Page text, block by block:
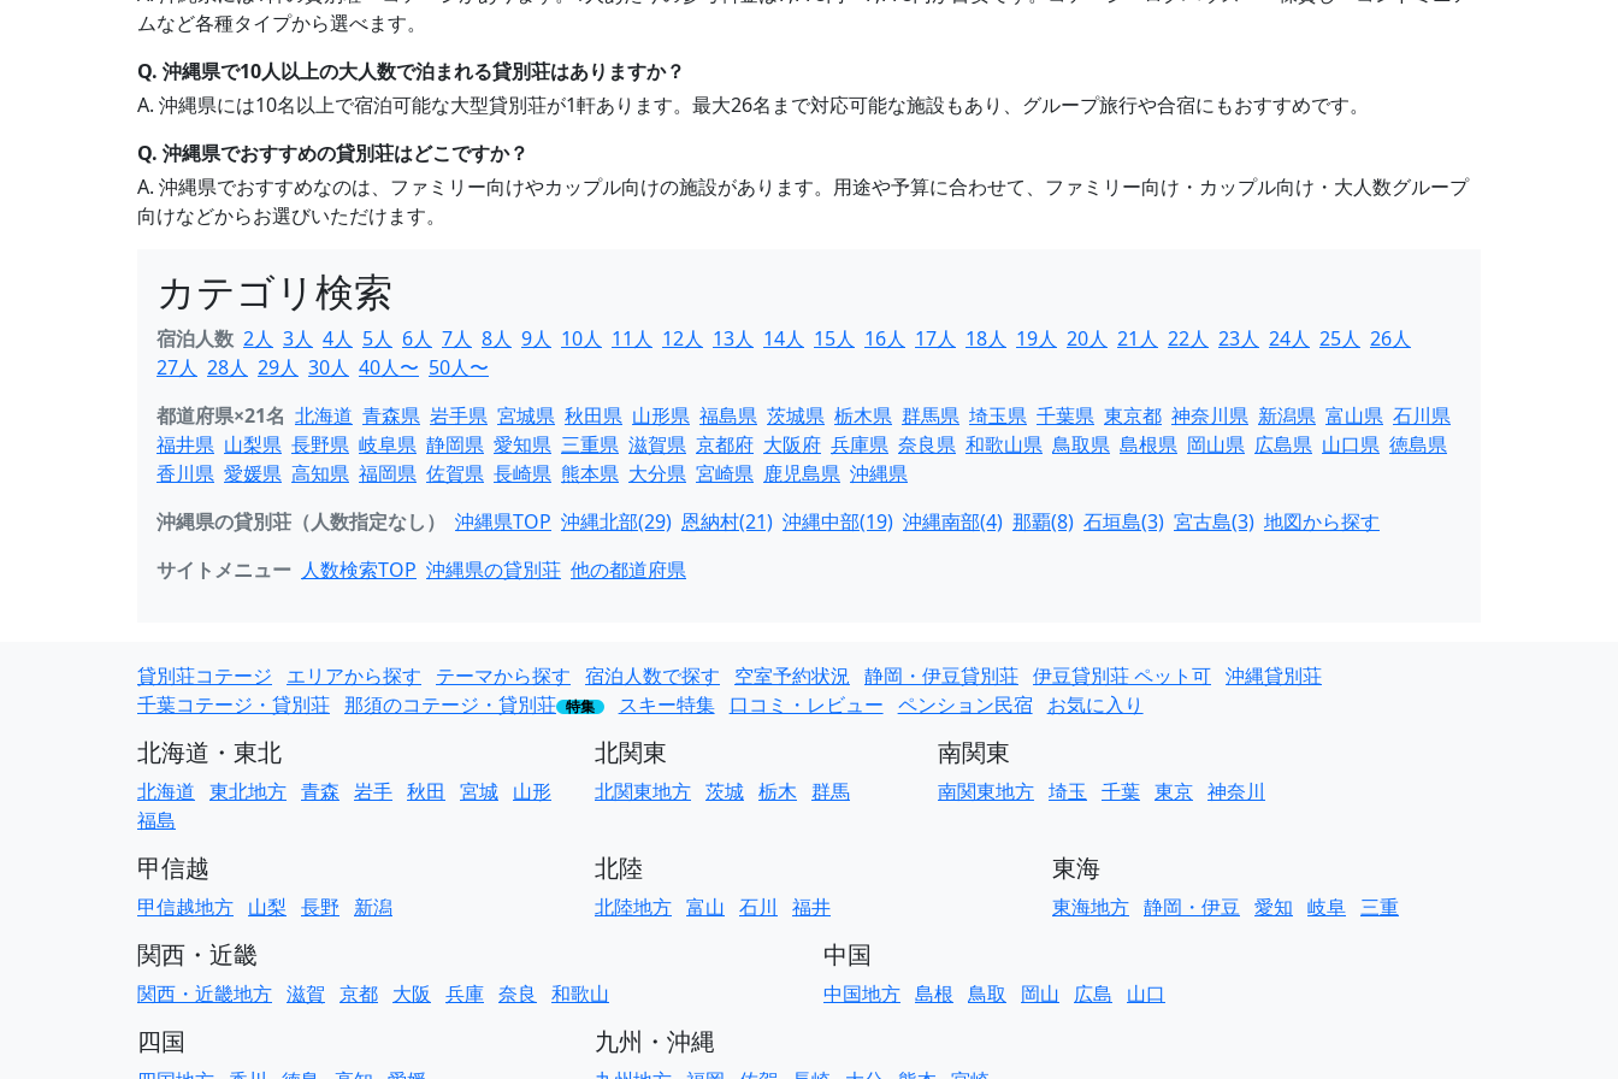
ムなど各種タイプから選べます。
Q. 沖縄県で10人以上の大人数で泊まれる貸別荘はありますか？
A. 沖縄県には10名以上で宿泊可能な大型貸別荘が1軒あります。最大26名まで対応可能な施設もあり、グループ旅行や合宿にもおすすめです。
Q. 沖縄県でおすすめの貸別荘はどこですか？
A. 沖縄県でおすすめなのは、ファミリー向けやカップル向けの施設があります。用途や予算に合わせて、ファミリー向け・カップル向け・大人数グループ
向けなどからお選びいただけます。
カテゴリ検索
宿泊人数 2人 3人 4人 5人 6人 7人 8人 9人 10人 11人 12人 13人 14人 15人 16人 17人 18人 19人 20人 21人 22人 23人 24人 25人 26人
27人 28人 29人 30人 40人〜 50人〜
都道府県×21名 北海道 青森県 岩手県 宮城県 秋田県 山形県 福島県 茨城県 栃木県 群馬県 埼玉県 千葉県 東京都 神奈川県 新潟県 富山県 石川県
福井県 山梨県 長野県 岐阜県 静岡県 愛知県 三重県 滋賀県 京都府 大阪府 兵庫県 奈良県 和歌山県 鳥取県 島根県 岡山県 広島県 山口県 徳島県
香川県 愛媛県 高知県 福岡県 佐賀県 長崎県 熊本県 大分県 宮崎県 鹿児島県 沖縄県
沖縄県の貸別荘（人数指定なし）
沖縄県TOP 沖縄北部(29) 恩納村(21) 沖縄中部(19) 沖縄南部(4) 那覇(8) 石垣島(3) 宮古島(3) 地図から探す
サイトメニュー 人数検索TOP 沖縄県の貸別荘 他の都道府県
貸別荘コテージ エリアから探す テーマから探す 宿泊人数で探す 空室予約状況 静岡・伊豆貸別荘 伊豆貸別荘 ペット可 沖縄貸別荘
千葉コテージ・貸別荘 那須のコテージ・貸別荘 特集 スキー特集 口コミ・レビュー ペンション民宿 お気に入り
北海道・東北
北海道 東北地方 青森 岩手 秋田 宮城 山形
福島
北関東
北関東地方 茨城 栃木 群馬
南関東
南関東地方 埼玉 千葉 東京 神奈川
甲信越
甲信越地方 山梨 長野 新潟
北陸
北陸地方 富山 石川 福井
東海
東海地方 静岡・伊豆 愛知 岐阜 三重
関西・近畿
関西・近畿地方 滋賀 京都 大阪 兵庫 奈良 和歌山
中国
中国地方 島根 鳥取 岡山 広島 山口
四国 九州・沖縄